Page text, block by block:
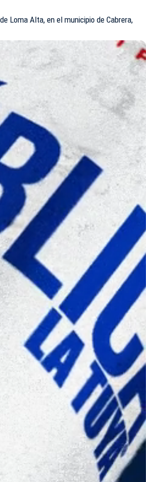
Loma Alta, en el municipio de Cabrera,